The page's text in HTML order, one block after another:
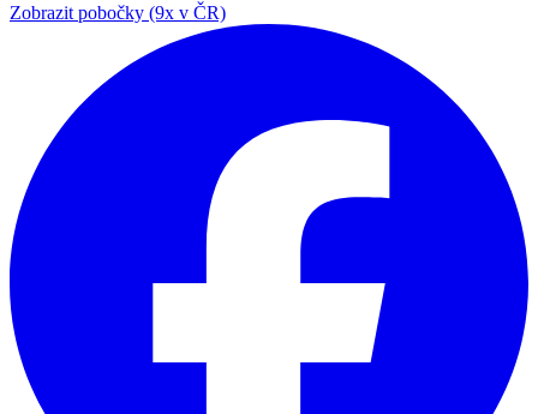
Zobrazit pobočky (9x v ČR)